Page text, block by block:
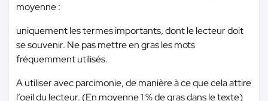
moyenne :
uniquement les termes importants, dont le lecteur doit
se souvenir. Ne pas mettre en gras les mots
fréquemment utilisés.
A utiliser avec parcimonie, de manière à ce que cela attire
l’oeil du lecteur. (En moyenne 1 % de gras dans le texte)